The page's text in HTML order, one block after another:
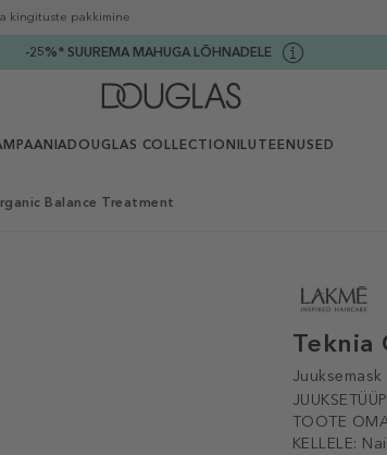
kingituste pakkimine
-25%* SUUREMA MAHUGA LÕHNADELE
DOUGLAS COLLECTION ILUTEENUSED
Balance Treatment
Teknia
Juuksemask
TOOTE
KELLELE: